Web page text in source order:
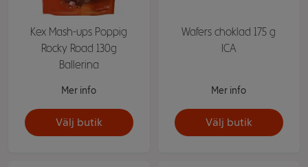
Kex Mash-ups Poppig
Rocky Road 130g
Ballerina
Mer info
Välj butik
Wafers choklad 175 g
ICA
Mer info
Välj butik